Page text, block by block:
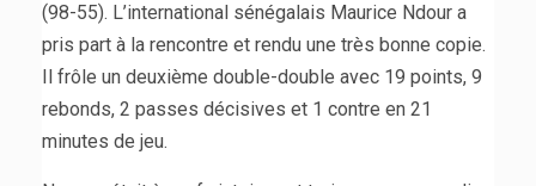
(98-55). L’international sénégalais Maurice Ndour a
pris part à la rencontre et rendu une très bonne copie.
Il frôle un deuxième double-double avec 19 points, 9
rebonds, 2 passes décisives et 1 contre en 21
minutes de jeu.